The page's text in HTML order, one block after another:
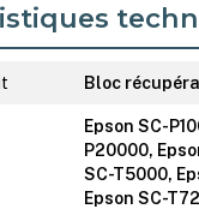
Bloc
Epson SC-
P20000,
SC-T5000,
Epson SC-